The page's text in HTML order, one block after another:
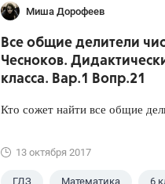
Миша Дорофеев
Все общие делители
Чесноков.
класса. Вар.1 Вопр.21
Кто сожет найти все общие
13 октября 2017
ГДЗ Математика 6